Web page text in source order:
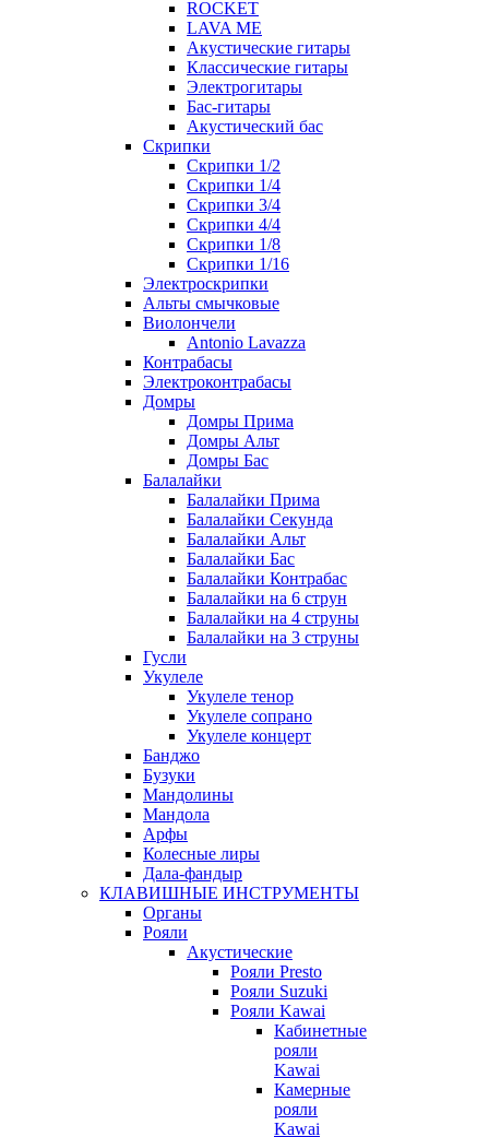
ROCKET
LAVA ME
Акустические гитары
Классические гитары
Электрогитары
Бас-гитары
Акустический бас
Скрипки
Скрипки 1/2
Скрипки 1/4
Скрипки 3/4
Скрипки 4/4
Скрипки 1/8
Скрипки 1/16
Электроскрипки
Альты смычковые
Виолончели
Antonio Lavazza
Контрабасы
Электроконтрабасы
Домры
Домры Прима
Домры Альт
Домры Бас
Балалайки
Балалайки Прима
Балалайки Секунда
Балалайки Альт
Балалайки Бас
Балалайки Контрабас
Балалайки на 6 струн
Балалайки на 4 струны
Балалайки на 3 струны
Гусли
Укулеле
Укулеле тенор
Укулеле сопрано
Укулеле концерт
Банджо
Бузуки
Мандолины
Мандола
Арфы
Колесные лиры
Дала-фандыр
КЛАВИШНЫЕ ИНСТРУМЕНТЫ
Органы
Рояли
Акустические
Рояли Presto
Рояли Suzuki
Рояли Kawai
Кабинетные
рояли
Kawai
Камерные
рояли
Kawai